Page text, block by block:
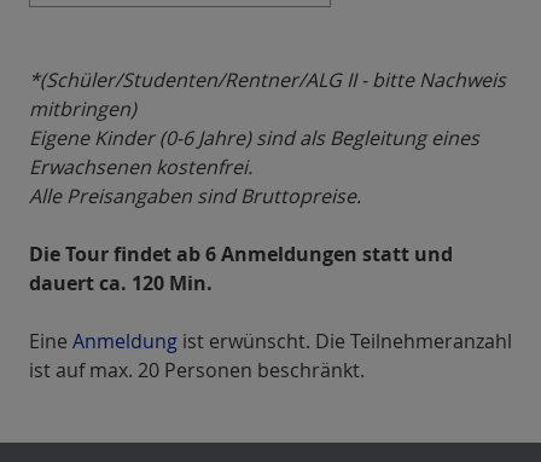
*(Schüler/Studenten/Rentner/ALG II - bitte Nachweis
mitbringen)
Eigene Kinder (0-6 Jahre) sind als Begleitung eines
Erwachsenen kostenfrei.
Alle Preisangaben sind Bruttopreise.
Die Tour findet ab 6 Anmeldungen statt und
dauert ca. 120 Min.
Eine Anmeldung ist erwünscht. Die Teilnehmeranzahl
ist auf max. 20 Personen beschränkt.